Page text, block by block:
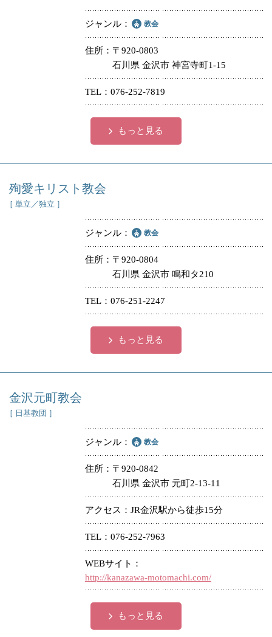
ジャンル 教会
住所
〒920-0803
石川県 金沢市 神宮寺町1-15
TEL 076-252-7819
もっと見る
殉愛キリスト教会
［ 単立／独立 ］
ジャンル 教会
住所
〒920-0804
石川県 金沢市 鳴和タ210
TEL 076-251-2247
もっと見る
金沢元町教会
［ 日基教団 ］
ジャンル 教会
住所
〒920-0842
石川県 金沢市 元町2-13-11
アクセス JR金沢駅から徒歩15分
TEL 076-252-7963
WEBサイト
http://kanazawa-motomachi.com/
もっと見る